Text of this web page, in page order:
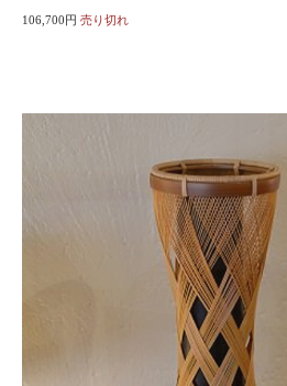
106,700円 売り切れ